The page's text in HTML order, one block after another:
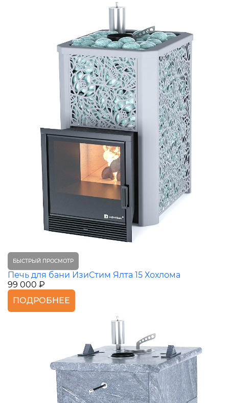
БЫСТРЫЙ ПРОСМОТР
Печь для бани ИзиСтим Ялта 15 Хохлома
99 000 ₽
ПОДРОБНЕЕ